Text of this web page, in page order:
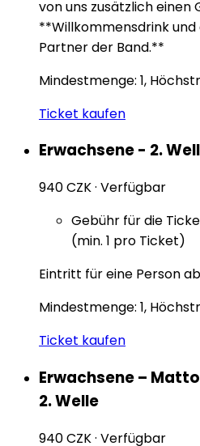
von uns zusätzlich einen
**Willkommensdrink
Partner der Band.**
Mindestmenge: 1,
Ticket kaufen
Erwachsene - 2.
940 CZK· Verfügbar
Gebühr für die
(min. 1 pro Ticket)
Eintritt für eine Person
Mindestmenge: 1,
Ticket kaufen
Erwachsene –
2. Welle
940 CZK· Verfügbar